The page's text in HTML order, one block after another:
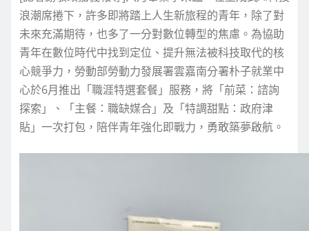
浪潮席捲下，許多即將踏上人生新旅程的青年，除了對
未來充滿期待，也多了一分對數位轉型的焦慮。為協助
青年在數位時代中找到定位、提升無法被科技取代的核
心競爭力，勞動部勞動力發展署雲嘉南分署朴子就業中
心於6月推出「職涯特選套餐」服務，將「前菜：諮詢
探索」、「主餐：職缺媒合」及「特調甜點：政府津
貼」一次打包，陪伴青年強化即戰力，勇敢築夢啟航。